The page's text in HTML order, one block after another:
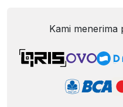
Kami menerima